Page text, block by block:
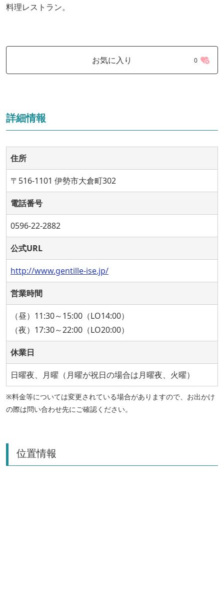
料理レストラン。
お気に入り 0
詳細情報
住所
〒516-1101 伊勢市大倉町302
電話番号
0596-22-2882
公式URL
http://www.gentille-ise.jp/
営業時間
（昼）11:30～15:00（LO14:00）
（夜）17:30～22:00（LO20:00）
休業日
日曜夜、月曜（月曜が祝日の場合は月曜夜、火曜）
※料金等については変更されている場合がありますので、お出かけ
の際は問い合わせ先にご確認ください。
位置情報